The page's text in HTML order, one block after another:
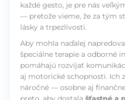
každé gesto, je pre nás
— pretože vieme, že za tým
lásky a trpezlivosti.
Aby mohla naďalej
špeciálne terapie a odborné
pomáhajú rozvíjať
aj motorické schopnosti. Ich
náročné — osobne aj
preto, aby dostala šťastné a